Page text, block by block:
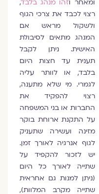
ומאחר ו זהו מנהג בלבד,
רצוי לכבד את צרכי הגוף
ולשקול מראש אם
המנהג מתאים לסיבולת
האישית. ניתן לקבל
תענית עד חצות היום
בלבד, או לוותר עליה
לגמרי. מי שלא מתענה,
רצוי להפקיד את
החברות או בני המשפחה
על התקנת ארוחת בוקר
מזינה ועשירה שתעניק
לגוף אנרגיה לאורך זמן.
יש לזכור להקפיד על
שתייה לאורך כל היום
(ניתן למנות גם אחראית
שתייה מקרב המלוות),